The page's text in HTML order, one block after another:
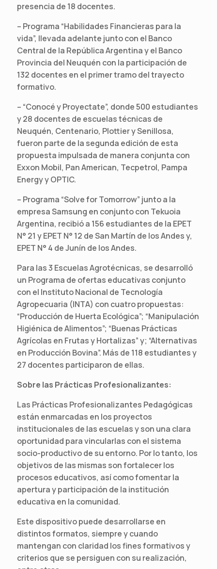
presencia de 18 docentes.
– Programa “Habilidades Financieras para la
vida”, llevada adelante junto con el Banco
Central de la República Argentina y el Banco
Provincia del Neuquén con la participación de
132 docentes en el primer tramo del trayecto
formativo.
– “Conocé y Proyectate”, donde 500 estudiantes
y 28 docentes de escuelas técnicas de
Neuquén, Centenario, Plottier y Senillosa,
fueron parte de la segunda edición de esta
propuesta impulsada de manera conjunta con
Exxon Mobil, Pan American, Tecpetrol, Pampa
Energy y OPTIC.
– Programa “Solve for Tomorrow” junto a la
empresa Samsung en conjunto con Tekuoia
Argentina, recibió a 156 estudiantes de la EPET
N° 21 y EPET N° 12 de San Martín de los Andes y,
EPET N° 4 de Junín de los Andes.
Para las 3 Escuelas Agrotécnicas, se desarrolló
un Programa de ofertas educativas conjunto
con el Instituto Nacional de Tecnología
Agropecuaria (INTA) con cuatro propuestas:
“Producción de Huerta Ecológica”; “Manipulación
Higiénica de Alimentos”; “Buenas Prácticas
Agrícolas en Frutas y Hortalizas” y; “Alternativas
en Producción Bovina”. Más de 118 estudiantes y
27 docentes participaron de ellas.
Sobre las Prácticas Profesionalizantes:
Las Prácticas Profesionalizantes Pedagógicas
están enmarcadas en los proyectos
institucionales de las escuelas y son una clara
oportunidad para vincularlas con el sistema
socio-productivo de su entorno. Por lo tanto, los
objetivos de las mismas son fortalecer los
procesos educativos, así como fomentar la
apertura y participación de la institución
educativa en la comunidad.
Este dispositivo puede desarrollarse en
distintos formatos, siempre y cuando
mantengan con claridad los fines formativos y
criterios que se persiguen con su realización,